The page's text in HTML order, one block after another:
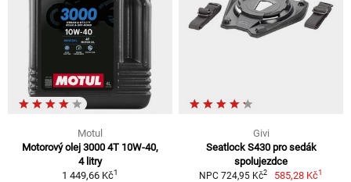
Motul
Motorový olej 3000 4T 10W-40,
4 litry
1 449,66 Kč1
Givi
Seatlock S430 pro sedák
spolujezdce
NPC 724,95 Kč2 585,28 Kč1